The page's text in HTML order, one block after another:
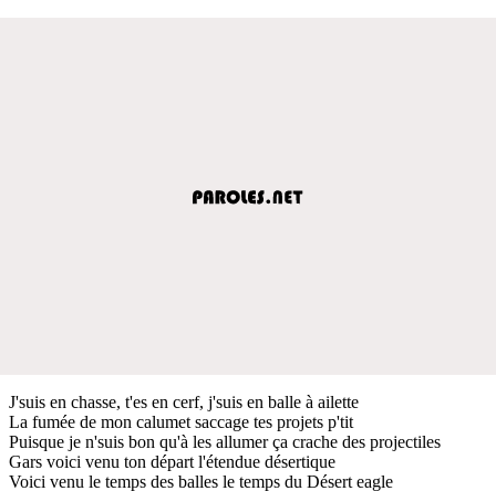
J'suis en chasse, t'es en cerf, j'suis en balle à ailette
La fumée de mon calumet saccage tes projets p'tit
Puisque je n'suis bon qu'à les allumer ça crache des projectiles
Gars voici venu ton départ l'étendue désertique
Voici venu le temps des balles le temps du Désert eagle